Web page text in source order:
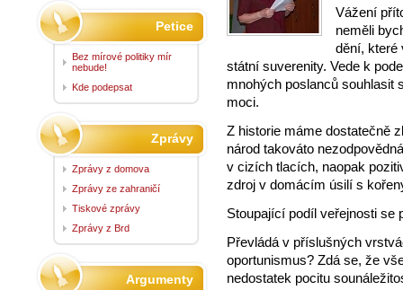
Vážení
neměli
dění, které
státní suverenity. Vede k
mnohých poslanců souhlasit
moci.
Z historie máme dostatečně
národ takováto
v cizích tlacích, naopak
zdroj v domácím úsilí s
Stoupající podíl veřejnosti se
Převládá v příslušných
oportunismus? Zdá se, že
nedostatek pocitu
Petice
Bez mírové politiky mír
nebude!
Kde podepsat
Zprávy
Zprávy z domova
Zprávy ze zahraničí
Tiskové zprávy
Zprávy z Brd
Argumenty